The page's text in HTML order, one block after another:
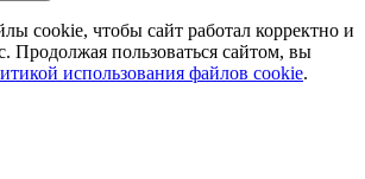
cookie, чтобы сайт работал корректно и
Продолжая пользоваться сайтом, вы
использования файлов cookie.